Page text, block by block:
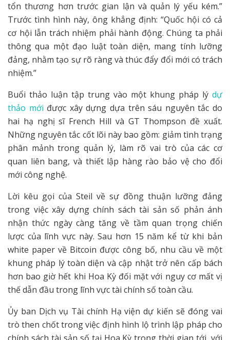
tổn thương hơn trước gian lận và quản lý yếu kém.”
Trước tình hình này, ông khẳng định: “Quốc hội có cả
cơ hội lẫn trách nhiệm phải hành động. Chúng ta phải
thông qua một đạo luật toàn diện, mang tính lưỡng
đảng, nhằm tạo sự rõ ràng và thúc đẩy đổi mới có trách
nhiệm.”
Buổi thảo luận tập trung vào một khung pháp lý dự
thảo mới được xây dựng dựa trên sáu nguyên tắc do
hai hạ nghị sĩ French Hill và GT Thompson đề xuất.
Những nguyên tắc cốt lõi này bao gồm: giảm tình trạng
phân mảnh trong quản lý, làm rõ vai trò của các cơ
quan liên bang, và thiết lập hàng rào bảo vệ cho đổi
mới công nghệ.
Lời kêu gọi của Steil về sự đồng thuận lưỡng đảng
trong việc xây dựng chính sách tài sản số phản ánh
nhận thức ngày càng tăng về tầm quan trọng chiến
lược của lĩnh vực này. Sau hơn 15 năm kể từ khi bản
white paper về Bitcoin được công bố, nhu cầu về một
khung pháp lý toàn diện và cập nhật trở nên cấp bách
hơn bao giờ hết khi Hoa Kỳ đối mặt với nguy cơ mất vị
thế dẫn đầu trong lĩnh vực tài chính số toàn cầu.
Ủy ban Dịch vụ Tài chính Hạ viện dự kiến sẽ đóng vai
trò then chốt trong việc định hình lộ trình lập pháp cho